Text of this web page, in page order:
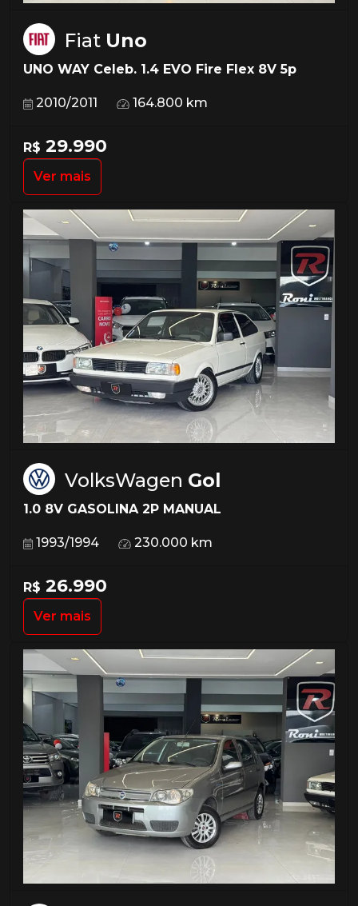
Fiat Uno
UNO WAY Celeb. 1.4 EVO Fire Flex 8V 5p
2010/2011 164.800 km
R$ 29.990
Ver mais
VolksWagen Gol
1.0 8V GASOLINA 2P MANUAL
1993/1994 230.000 km
R$ 26.990
Ver mais